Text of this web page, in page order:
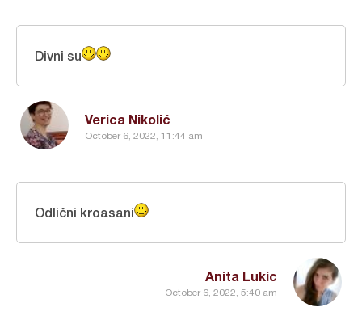
Verica Nikolić
October 6, 2022, 11:44 am
Divni su
Anita Lukic
October 6, 2022, 5:40 am
Odlični kroasani